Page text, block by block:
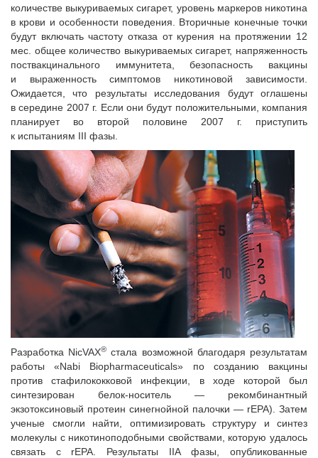
количестве выкуриваемых сигарет, уровень маркеров никотина
в крови и особенности поведения. Вторичные конечные точки
будут включать частоту отказа от курения на протяжении 12
мес. общее количество выкуриваемых сигарет, напряженность
поствакцинального иммунитета, безопасность вакцины
и выраженность симптомов никотиновой зависимости.
Ожидается, что результаты исследования будут оглашены
в середине 2007 г. Если они будут положительными, компания
планирует во второй половине 2007 г. приступить
к испытаниям III фазы.
Разработка NicVAX® стала возможной благодаря результатам
работы «Nabi Biopharmaceuticals» по созданию вакцины
против стафилококковой инфекции, в ходе которой был
синтезирован белок-носитель — рекомбинантный
экзотоксиновый протеин синегнойной палочки — rEPA). Затем
ученые смогли найти, оптимизировать структуру и синтез
молекулы с никотиноподобными свойствами, которую удалось
связать с rEPA. Результаты IIА фазы, опубликованные